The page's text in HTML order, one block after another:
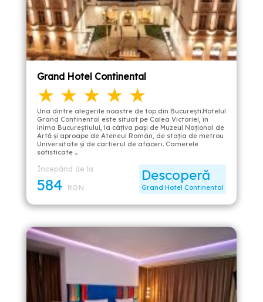
Grand Hotel Continental
★ ★ ★ ★ ★
Una dintre alegerile noastre de top din București.Hotelul
Grand Continental este situat pe Calea Victoriei, în
inima Bucureştiului, la câţiva paşi de Muzeul Naţional de
Artă şi aproape de Ateneul Român, de staţia de metrou
Universitate şi de cartierul de afaceri. Camerele
sofisticate …
Descoperă
Grand Hotel Continental
Începând de la
584 RON